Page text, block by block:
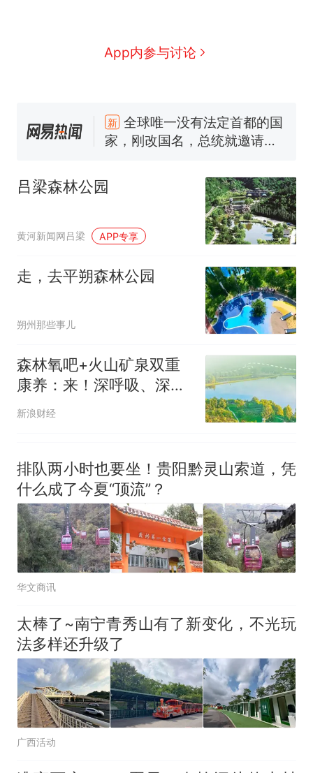
App内参与讨论
新 全球唯一没有法定首都的国
家，刚改国名，总统就邀请中
线一圈，还曾两次到中国寻根
5060元才肯搬上楼！女子傻眼
了……
视频丨只要一枚命中就能让航
母瘫痪 轰-6J实力有多强？
空调24小时开着反而更省电？
佛山一中学招聘物理教师，笔
试前13名均遭淘汰？教育局：
已叫停招聘，成立调查组全面
十多万人报名的考试，成绩
全部作废，公平么？
吕梁森林公园
黄河新闻网吕梁 APP专享
走，去平朔森林公园
朔州那些事儿
森林氧吧+火山矿泉双重
康养：来！深呼吸、深睡
眠、深度游
新浪财经
排队两小时也要坐！贵阳黔灵山索道，凭
什么成了今夏“顶流”？
华文商讯
太棒了~南宁青秀山有了新变化，不光玩
法多样还升级了
广西活动